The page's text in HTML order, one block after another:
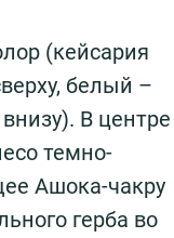
(кейсария
белый –
В центре
темно-
Ашока-чакру
герба во